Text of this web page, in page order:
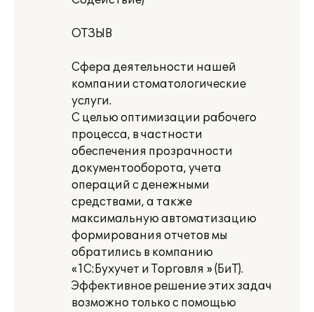
ОТЗЫВ
Сфера деятельности нашей
компании стоматологические
услуги.
С целью оптимизации рабочего
процесса, в частности
обеспечения прозрачности
документооборота, учета
операций с денежными
средствами, а также
максимальную автоматизацию
формирования отчетов мы
обратились в компанию
«1С:Бухучет и Торговля » (БиТ).
Эффективное решение этих задач
возможно только с помощью